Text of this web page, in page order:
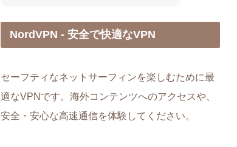
NordVPN - 安全で快適なVPN
セーフティなネットサーフィンを楽しむために最
適なVPNです。海外コンテンツへのアクセスや、
安全・安心な高速通信を体験してください。